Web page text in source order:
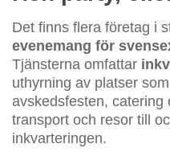
Det finns flera företag i
evenemang för
Tjänsterna omfattar
uthyrning av platser
avskedsfesten, catering
transport och resor till
inkvarteringen.